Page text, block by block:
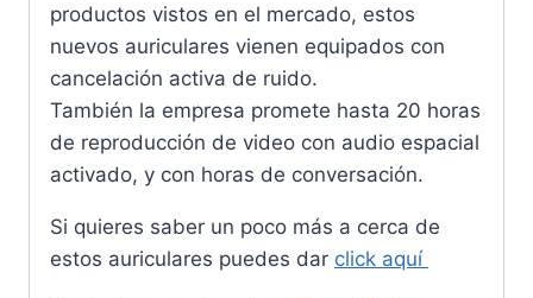
productos vistos en el mercado, estos
nuevos auriculares vienen equipados con
cancelación activa de ruido.
También la empresa promete hasta 20 horas
de reproducción de video con audio espacial
activado, y con horas de conversación.
Si quieres saber un poco más a cerca de
estos auriculares puedes dar click aquí